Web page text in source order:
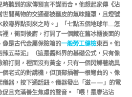
聽到的家傳預言不謀而合。他想起家傳《沾
間萬物的交通都被麵皮的氣味籠罩，且燈號
餃臨界點到來之時。」「七點五個地球年…怎
，衝到後廚，打開了一個藏在舊冰櫃後面的
像是古代金屬保險箱的一般勞工健檢東西。他
五蒜泥」（這是醬料界的基礎公式，只有像
打開，裡面沒有黃金，只有一個閃爍著詭異
老式的對講機，但頂部插著一根彎曲的、像
儀器，按下通話鈕。儀器發出「滋——」的電
且充滿養生焦慮的聲音。「喂！是廖沾沾